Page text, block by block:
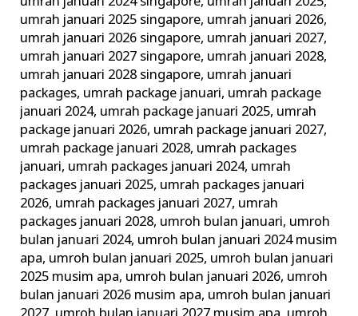
umrah januari 2025 singapore, umrah januari 2026,
umrah januari 2026 singapore, umrah januari 2027,
umrah januari 2027 singapore, umrah januari 2028,
umrah januari 2028 singapore, umrah januari
packages, umrah package januari, umrah package
januari 2024, umrah package januari 2025, umrah
package januari 2026, umrah package januari 2027,
umrah package januari 2028, umrah packages
januari, umrah packages januari 2024, umrah
packages januari 2025, umrah packages januari
2026, umrah packages januari 2027, umrah
packages januari 2028, umroh bulan januari, umroh
bulan januari 2024, umroh bulan januari 2024 musim
apa, umroh bulan januari 2025, umroh bulan januari
2025 musim apa, umroh bulan januari 2026, umroh
bulan januari 2026 musim apa, umroh bulan januari